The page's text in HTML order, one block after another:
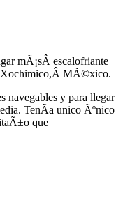
mÃ¡sÂ escalofriante
Xochimico,Â MÃ©xico.
navegables y para llegar
TenÃ­a unico Ãºnico
que